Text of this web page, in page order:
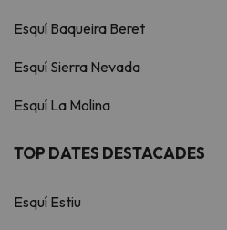
Esquí Baqueira Beret
Esquí Sierra Nevada
Esquí La Molina
TOP DATES DESTACADES
Esquí Estiu